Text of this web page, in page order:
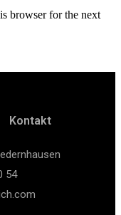
browser for the next
Kontakt
54